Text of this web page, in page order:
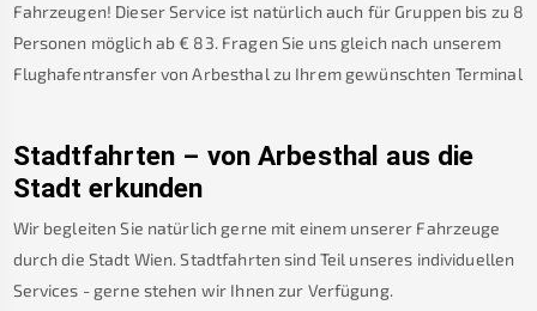
Fahrzeugen! Dieser Service ist natürlich auch für Gruppen bis zu 8
Personen möglich ab € 83. Fragen Sie uns gleich nach unserem
Flughafentransfer von Arbesthal zu Ihrem gewünschten Terminal
Stadtfahrten – von Arbesthal aus die
Stadt erkunden
Wir begleiten Sie natürlich gerne mit einem unserer Fahrzeuge
durch die Stadt Wien. Stadtfahrten sind Teil unseres individuellen
Services - gerne stehen wir Ihnen zur Verfügung.